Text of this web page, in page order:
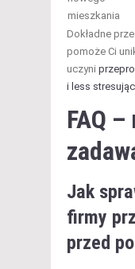
mieszkania
Dokładne
pomoże Ci
uczyni
i less
FAQ
Jak
firmy
przed